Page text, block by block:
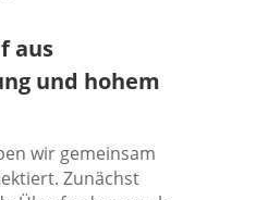
aus
und hohem
wir gemeinsam
Zunächst